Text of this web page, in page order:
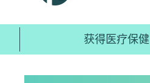
获得医疗保健